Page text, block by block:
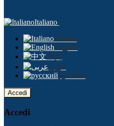
Italiano
Italiano
English
中文
عربى
русский
Accedi
Accedi